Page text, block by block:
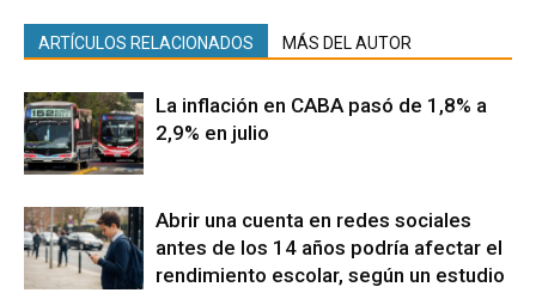
ARTÍCULOS RELACIONADOS MÁS DEL AUTOR
La inflación en CABA pasó de 1,8% a
2,9% en julio
Abrir una cuenta en redes sociales
antes de los 14 años podría afectar el
rendimiento escolar, según un estudio